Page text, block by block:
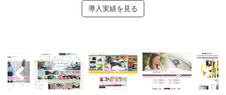
導入実績を見る